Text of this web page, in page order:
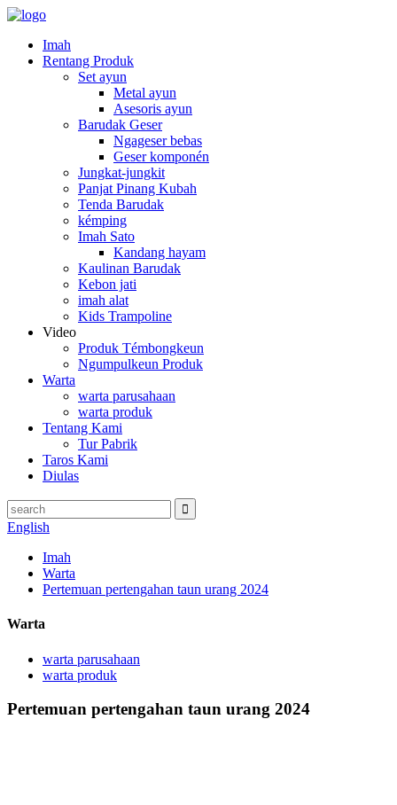
Imah
Rentang Produk
Set ayun
Metal ayun
Asesoris ayun
Barudak Geser
Ngageser bebas
Geser komponén
Jungkat-jungkit
Panjat Pinang Kubah
Tenda Barudak
kémping
Imah Sato
Kandang hayam
Kaulinan Barudak
Kebon jati
imah alat
Kids Trampoline
Video
Produk Témbongkeun
Ngumpulkeun Produk
Warta
warta parusahaan
warta produk
Tentang Kami
Tur Pabrik
Taros Kami
Diulas
English
Imah
Warta
Pertemuan pertengahan taun urang 2024
Warta
warta parusahaan
warta produk
Pertemuan pertengahan taun urang 2024